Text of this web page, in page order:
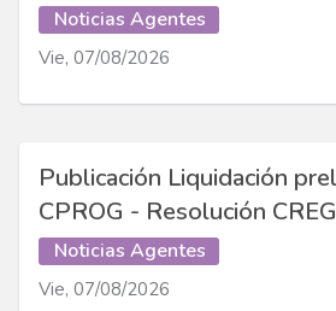
Noticias Agentes
Vie, 07/08/2026
Noticias Agentes
Publicación Liquidación
CPROG - Resolución
Vie, 07/08/2026